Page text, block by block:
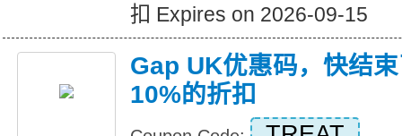
扣 Expires on 2026-09-15
Gap UK优惠码，快结
10%的折扣